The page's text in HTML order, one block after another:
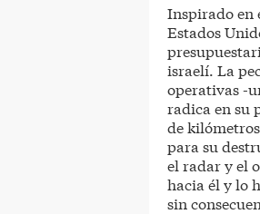
Inspirado en
Estados
israelí. La
operativas -
radica en su
de
para su
el radar y el
hacia él y lo
sin